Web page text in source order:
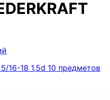
16-18 1,5d 10 предметов